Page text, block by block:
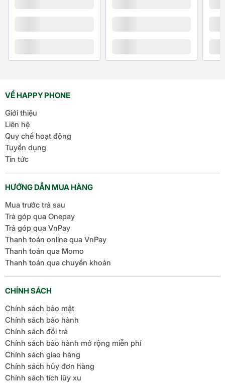
VỀ HAPPY PHONE
Giới thiệu
Liên hệ
Quy chế hoạt động
Tuyển dụng
Tin tức
HƯỚNG DẪN MUA HÀNG
Mua trước trả sau
Trả góp qua Onepay
Trả góp qua VnPay
Thanh toán online qua VnPay
Thanh toán qua Momo
Thanh toán qua chuyển khoản
CHÍNH SÁCH
Chính sách bảo mật
Chính sách bảo hành
Chính sách đổi trả
Chính sách bảo hành mở rộng miễn phí
Chính sách giao hàng
Chính sách hủy đơn hàng
Chính sách tích lũy xu